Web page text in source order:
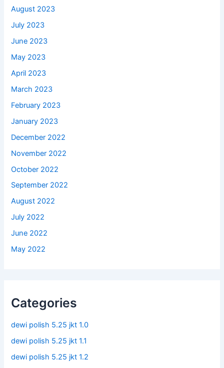
August 2023
July 2023
June 2023
May 2023
April 2023
March 2023
February 2023
January 2023
December 2022
November 2022
October 2022
September 2022
August 2022
July 2022
June 2022
May 2022
Categories
dewi polish 5.25 jkt 1.0
dewi polish 5.25 jkt 1.1
dewi polish 5.25 jkt 1.2